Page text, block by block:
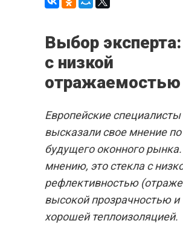
Выбор
с низкой
отражаемостью
Европейские специалисты
высказали свое мнение
будущего оконного
мнению, это стекла с
рефлективностью
высокой прозрачностью и
хорошей теплоизоляцией.